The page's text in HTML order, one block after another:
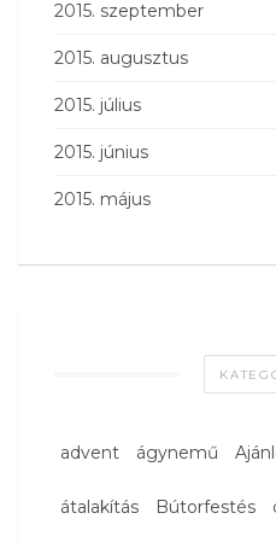
2015. szeptember
2015. augusztus
2015. július
2015. június
2015. május
advent ágynemű
átalakítás Bútorfestés